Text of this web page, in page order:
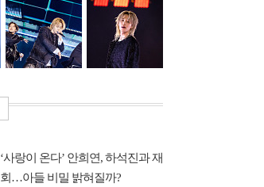
‘사랑이 온다’ 안희연, 하석진과 재
회…아들 비밀 밝혀질까?